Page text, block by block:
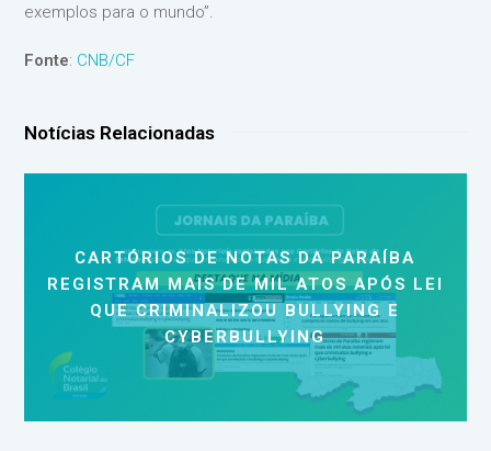
exemplos para o mundo”.
Fonte: CNB/CF
Notícias Relacionadas
CARTÓRIOS DE NOTAS DA PARAÍBA
REGISTRAM MAIS DE MIL ATOS APÓS LEI
QUE CRIMINALIZOU BULLYING E
CYBERBULLYING